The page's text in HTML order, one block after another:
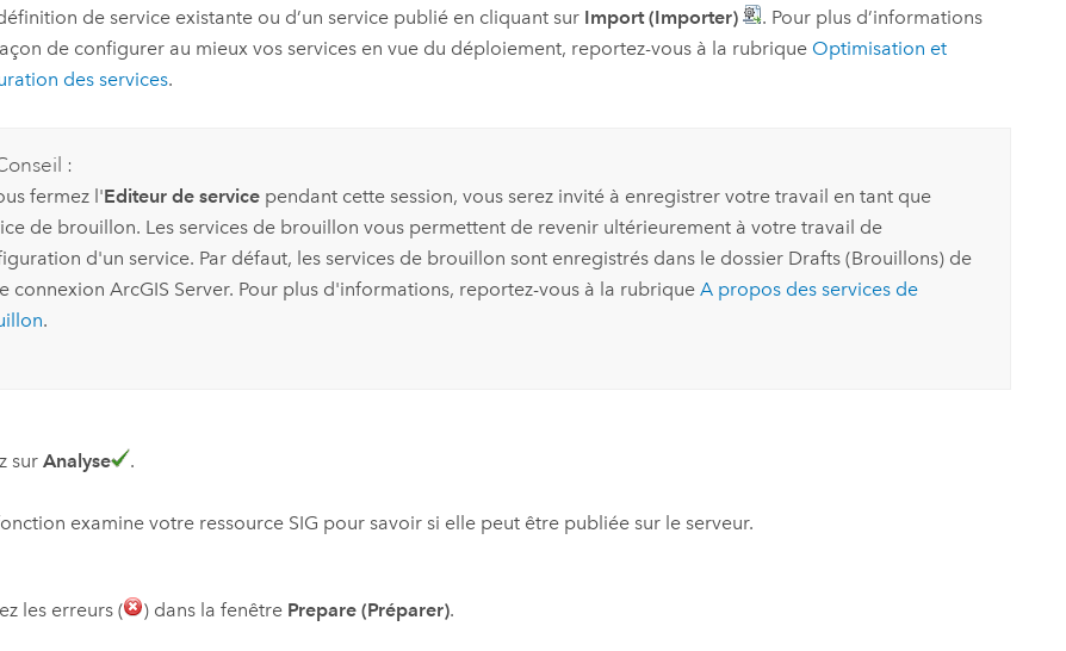
de service existante ou d’un service publié en cliquant sur Import (Importer)
. Pour plus d’informations
de configurer au mieux vos services en vue du déploiement, reportez-vous à la rubrique Optimisation et
des services.
:
fermez l'Editeur de servicependant cette session, vous serez invité à enregistrer votre travail en tant que
de brouillon. Les services de brouillon vous permettent de revenir ultérieurement à votre travail de
d'un service. Par défaut, les services de brouillon sont enregistrés dans le dossier Drafts (Brouillons) de
connexion ArcGIS Server. Pour plus d'informations, reportez-vous à la rubrique A propos des services de
.
surAnalyse .
examine votre ressource SIG pour savoir si elle peut être publiée sur le serveur.
les erreurs ( ) dans la fenêtre Prepare (Préparer).